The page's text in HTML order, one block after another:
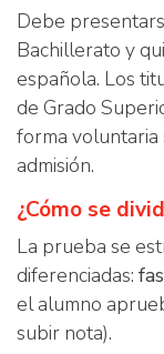
Debe
Bachillerato y
española. Los
de Grado
forma voluntaria
admisión.
¿Cómo se
La prueba se
diferenciadas:
el alumno
subir nota).